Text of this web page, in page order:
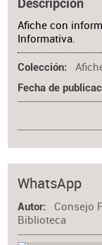
Descripción
Afiche con
Informativa.
Colección
Fecha de
WhatsApp
Autor
Consejo
Biblioteca